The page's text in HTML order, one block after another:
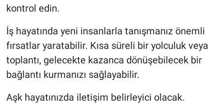
kontrol edin.
İş hayatında yeni insanlarla tanışmanız önemli
fırsatlar yaratabilir. Kısa süreli bir yolculuk veya
toplantı, gelecekte kazanca dönüşebilecek bir
bağlantı kurmanızı sağlayabilir.
Aşk hayatınızda iletişim belirleyici olacak.